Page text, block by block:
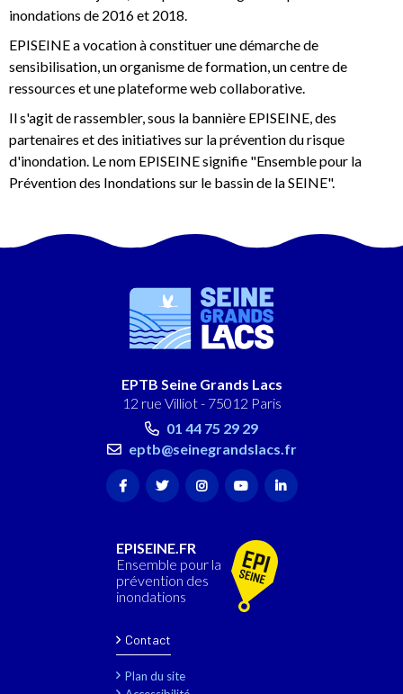
inondations de 2016 et 2018.
EPISEINE a vocation à constituer une démarche de
sensibilisation, un organisme de formation, un centre de
ressources et une plateforme web collaborative.
Il s'agit de rassembler, sous la bannière EPISEINE, des
partenaires et des initiatives sur la prévention du risque
d'inondation. Le nom EPISEINE signifie "Ensemble pour la
Prévention des Inondations sur le bassin de la SEINE".
EPTB Seine Grands Lacs
12 rue Villiot - 75012 Paris
01 44 75 29 29
eptb@seinegrandslacs.fr
EPISEINE.FR
Ensemble pour la
prévention des
inondations
Contact
Plan du site